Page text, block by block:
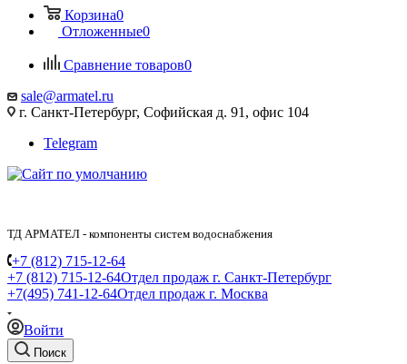
Корзина0
Отложенные0
Сравнение товаров0
sale@armatel.ru
г. Санкт-Петербург, Софийская д. 91, офис 104
Telegram
ТД АРМАТЕЛ - компоненты систем водоснабжения
+7 (812) 715-12-64
+7 (812) 715-12-64Отдел продаж г. Санкт-Петербург
+7(495) 741-12-64Отдел продаж г. Москва
Войти
Поиск